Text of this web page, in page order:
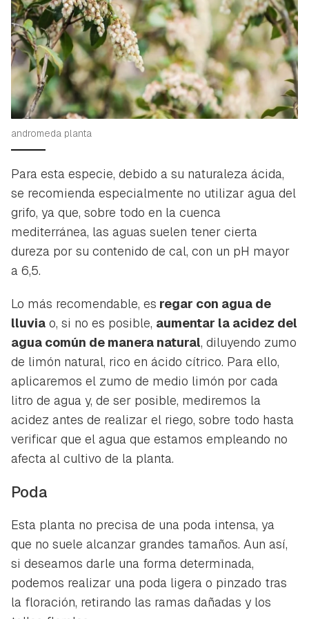
iniciar sesión con tu cuenta de Hogarmanía.
INICIAR SESIÓN CANCELAR
andromeda planta
Para esta especie, debido a su naturaleza ácida,
se recomienda especialmente no utilizar agua del
grifo, ya que, sobre todo en la cuenca
mediterránea, las aguas suelen tener cierta
dureza por su contenido de cal, con un pH mayor
a 6,5.
Lo más recomendable, es regar con agua de
lluvia o, si no es posible, aumentar la acidez del
agua común de manera natural, diluyendo zumo
de limón natural, rico en ácido cítrico. Para ello,
aplicaremos el zumo de medio limón por cada
litro de agua y, de ser posible, mediremos la
acidez antes de realizar el riego, sobre todo hasta
verificar que el agua que estamos empleando no
afecta al cultivo de la planta.
Poda
Esta planta no precisa de una poda intensa, ya
que no suele alcanzar grandes tamaños. Aun así,
si deseamos darle una forma determinada,
podemos realizar una poda ligera o pinzado tras
la floración, retirando las ramas dañadas y los
ACEPTAR